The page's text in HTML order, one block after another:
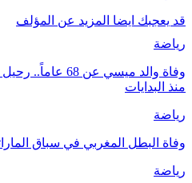
قد يعجبك ايضا المزيد عن المؤلف
رياضة
وفاة والد ميسي
منذ البدايات
رياضة
وفاة البطل المغربي في سباق
رياضة